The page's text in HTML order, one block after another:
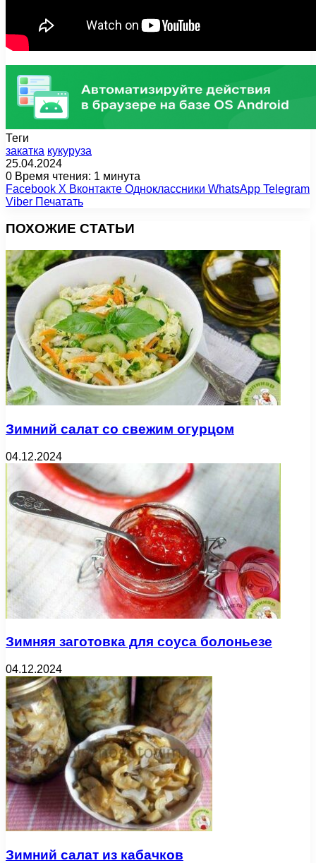
Теги
закатка кукуруза
25.04.2024
0 Время чтения: 1 минута
Facebook X Вконтакте Одноклассники WhatsApp Telegram
Viber Печатать
ПОХОЖИЕ СТАТЬИ
Зимний салат со свежим огурцом
04.12.2024
Зимняя заготовка для соуса болоньезе
04.12.2024
Зимний салат из кабачков